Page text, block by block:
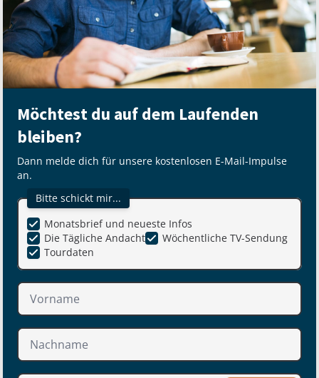
Möchtest du auf dem Laufenden
bleiben?
Dann melde dich für unsere kostenlosen E-Mail-Impulse
an.
Bitte schickt mir...
Monatsbrief und neueste Infos
Die Tägliche Andacht
Wöchentliche TV-Sendung
Tourdaten